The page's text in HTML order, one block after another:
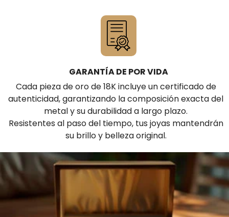
GARANTÍA DE POR VIDA
Cada pieza de oro de 18K incluye un certificado de
autenticidad, garantizando la composición exacta del
metal y su durabilidad a largo plazo.
Resistentes al paso del tiempo, tus joyas mantendrán
su brillo y belleza original.